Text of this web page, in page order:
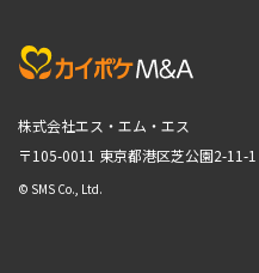
株式会社エス・エム・エス
〒105-0011 東京都港区芝公園2-11-1
© SMS Co., Ltd.